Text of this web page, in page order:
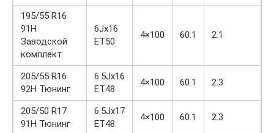
195/55 R16
91H
Заводской
комплект
6Jx16
ET50
4×100 60.1 2.1
205/55 R16
92H Тюнинг
6.5Jx16
ET48
4×100 60.1 2.3
205/50 R17
91H Тюнинг
6.5Jx17
ET48
4×100 60.1 2.3